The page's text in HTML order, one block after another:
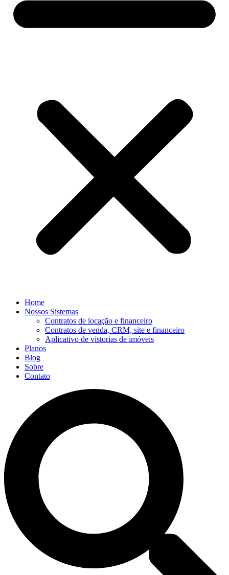
Home
Nossos Sistemas
Contratos de locação e financeiro
Contratos de venda, CRM, site e financeiro
Aplicativo de vistorias de imóveis
Planos
Blog
Sobre
Contato